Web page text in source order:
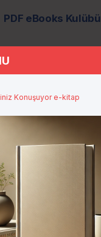
PDF eBooks Kulübü
Konuşuyor e-kitap